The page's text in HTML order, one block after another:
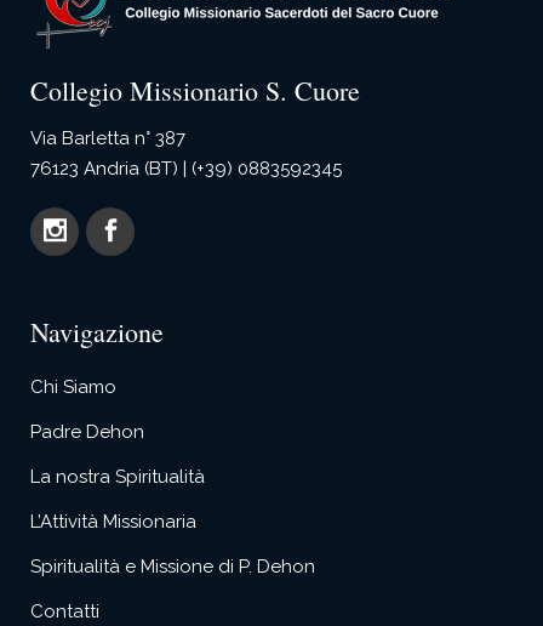
Collegio Missionario S. Cuore
Via Barletta n° 387
76123 Andria (BT) | (+39) 0883592345
Navigazione
Chi Siamo
Padre Dehon
La nostra Spiritualità
L’Attività Missionaria
Spiritualità e Missione di P. Dehon
Contatti